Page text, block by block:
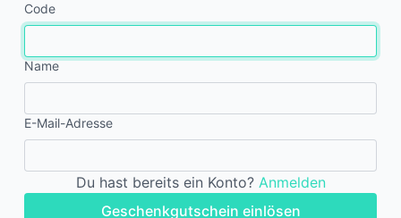
Code
Name
E-Mail-Adresse
Du hast bereits ein Konto? Anmelden
Geschenkgutschein einlösen